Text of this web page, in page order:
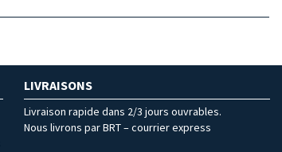
LIVRAISONS
Livraison rapide dans 2/3 jours ouvrables.
Nous livrons par BRT – courrier express